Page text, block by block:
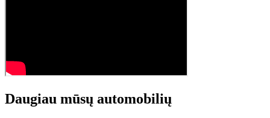
Daugiau mūsų automobilių